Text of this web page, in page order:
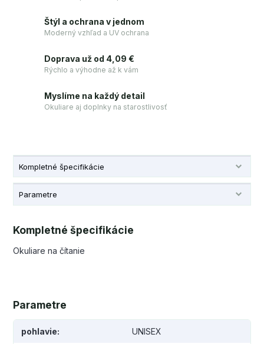
Štýl a ochrana v jednom
Moderný vzhľad a UV ochrana
Doprava už od 4,09 €
Rýchlo a výhodne až k vám
Myslíme na každý detail
Okuliare aj doplnky na starostlivosť
Kompletné špecifikácie
Parametre
Kompletné špecifikácie
Okuliare na čítanie
Parametre
pohlavie UNISEX